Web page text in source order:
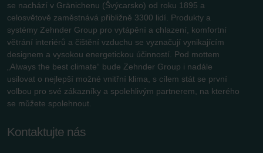
se nachází v Gränichenu (Švýcarsko) od roku 1895 a
celosvětově zaměstnává přibližně 3300 lidí. Produkty a
systémy Zehnder Group pro vytápění a chlazení, komfortní
větrání interiérů a čištění vzduchu se vyznačují vynikajícím
designem a vysokou energetickou účinností. Pod mottem
„Always the best climate“ bude Zehnder Group i nadále
usilovat o nejlepší možné vnitřní klima, s cílem stát se první
volbou pro své zákazníky a spolehlivým partnerem, na kterého
se můžete spolehnout.
Kontaktujte nás